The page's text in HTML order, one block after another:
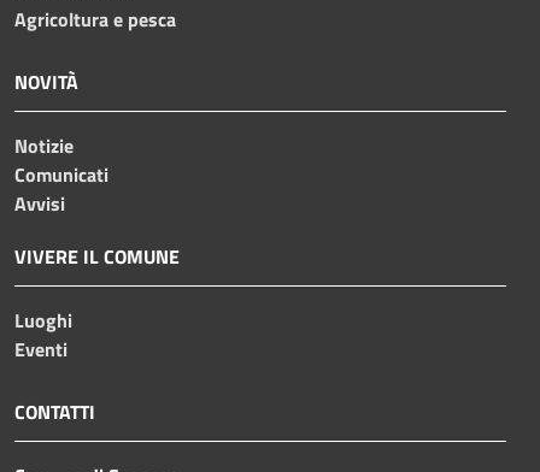
Agricoltura e pesca
NOVITÀ
Notizie
Comunicati
Avvisi
VIVERE IL COMUNE
Luoghi
Eventi
CONTATTI